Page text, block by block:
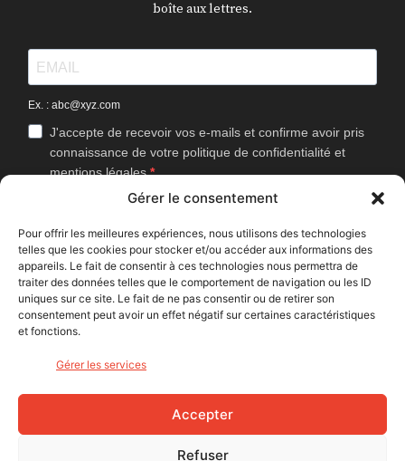
Gérer le consentement
Pour offrir les meilleures expériences, nous utilisons des technologies
telles que les cookies pour stocker et/ou accéder aux informations des
appareils. Le fait de consentir à ces technologies nous permettra de
traiter des données telles que le comportement de navigation ou les ID
uniques sur ce site. Le fait de ne pas consentir ou de retirer son
consentement peut avoir un effet négatif sur certaines caractéristiques
et fonctions.
Gérer les services
Accepter
Refuser
boîte aux lettres.
Ex. : abc@xyz.com
J'accepte de recevoir vos e-mails et confirme avoir pris
connaissance de votre politique de confidentialité et
mentions légales.
Vous pouvez vous désinscrire à tout moment en cliquant sur le lien
J'accepte que Bike Café mesure l'ouverture des
newsletters afin d'améliorer les contenus proposés.
S'INSCRIRE
NOUS SUIVRE